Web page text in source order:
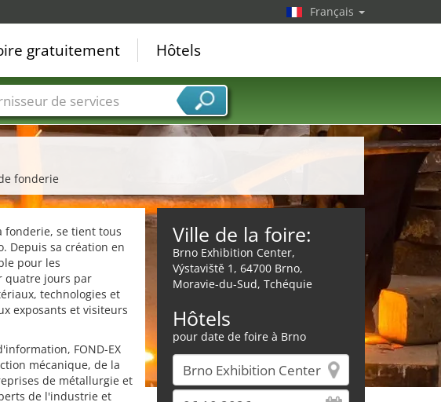
fonderie
fonderie, se tient tous
Depuis sa création en
pour les
quatre jours par
technologies et
exposants et visiteurs
FOND-EX
mécanique, de la
de métallurgie et
de l'industrie et
Ville de la foire:
Brno Exhibition Center,
Výstaviště 1, 64700 Brno,
Moravie-du-Sud, Tchéquie
Hôtels
pour date de foire à Brno
Français
gratuitement Hôtels
de services